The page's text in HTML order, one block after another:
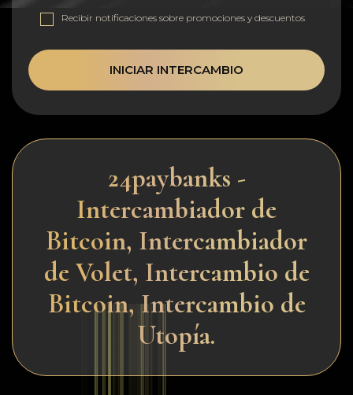
Recibir notificaciones sobre promociones y descuentos
INICIAR INTERCAMBIO
24paybanks -
Intercambiador de
Bitcoin, Intercambiador
de Volet, Intercambio de
Bitcoin, Intercambio de
Utopía.